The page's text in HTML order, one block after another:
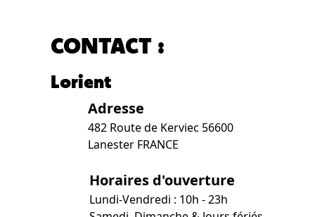
CONTACT :
Lorient
Adresse
482 Route de Kerviec 56600
Lanester FRANCE
Horaires d'ouverture
Lundi-Vendredi : 10h - 23h